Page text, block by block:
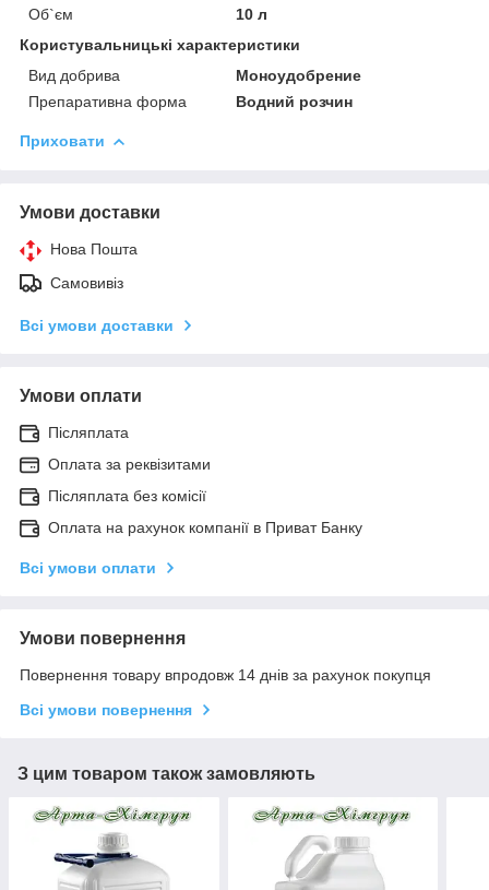
Об`єм
10 л
Користувальницькі характеристики
Вид добрива
Моноудобрение
Препаративна форма
Водний розчин
Приховати
Умови доставки
Нова Пошта
Самовивіз
Всі умови доставки
Умови оплати
Післяплата
Оплата за реквізитами
Післяплата без комісії
Оплата на рахунок компанії в Приват Банку
Всі умови оплати
Умови повернення
Повернення товару впродовж 14 днів за рахунок покупця
Всі умови повернення
З цим товаром також замовляють